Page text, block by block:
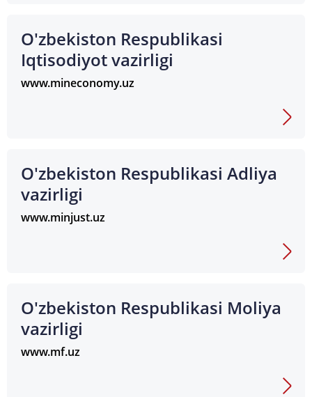
O'zbekiston Respublikasi
Iqtisodiyot vazirligi
www.mineconomy.uz
O'zbekiston Respublikasi Adliya
vazirligi
www.minjust.uz
O'zbеkistоn Rеspublikаsi Mоliya
vаzirligi
www.mf.uz